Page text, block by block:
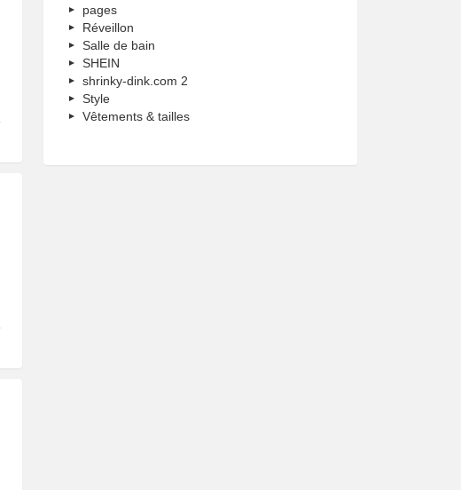
pages
Réveillon
Salle de bain
SHEIN
shrinky-dink.com 2
Style
Vêtements & tailles